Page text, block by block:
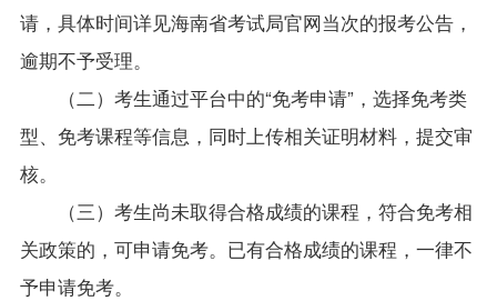
请，具体时间详见海南省考试局官网当次的报考公告，
逾期不予受理。
（二）考生通过平台中的“免考申请”，选择免考类
型、免考课程等信息，同时上传相关证明材料，提交审
核。
（三）考生尚未取得合格成绩的课程，符合免考相
关政策的，可申请免考。已有合格成绩的课程，一律不
予申请免考。